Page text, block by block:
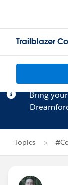
Trailblazer
Bring
Topics